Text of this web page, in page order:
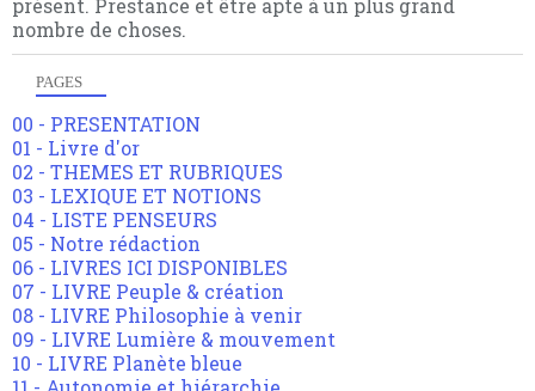
présent. Prestance et être apte à un plus grand
nombre de choses.
PAGES
00 - PRESENTATION
01 - Livre d'or
02 - THEMES ET RUBRIQUES
03 - LEXIQUE ET NOTIONS
04 - LISTE PENSEURS
05 - Notre rédaction
06 - LIVRES ICI DISPONIBLES
07 - LIVRE Peuple & création
08 - LIVRE Philosophie à venir
09 - LIVRE Lumière & mouvement
10 - LIVRE Planète bleue